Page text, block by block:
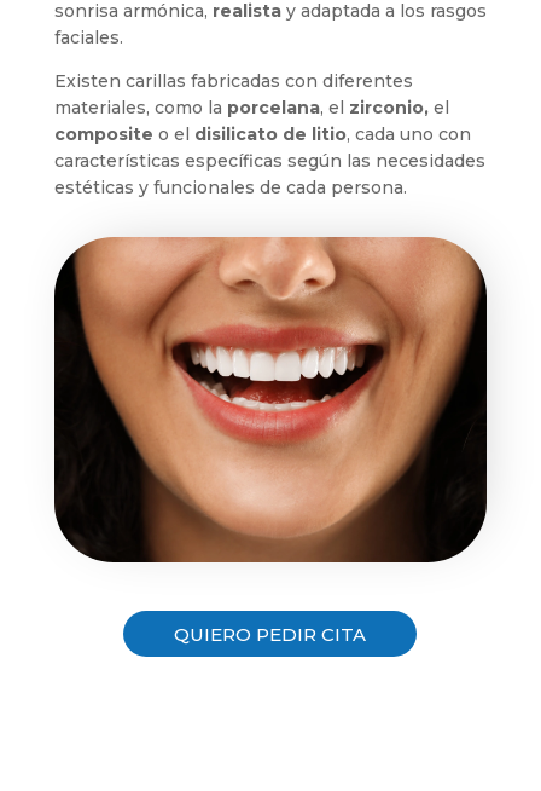
sonrisa armónica, realistay adaptada a los rasgos
faciales.
Existen carillas fabricadas con diferentes
materiales, como la porcelana, el zirconio, el
composite o el disilicato de litio, cada uno con
características específicas según las necesidades
estéticas y funcionales de cada persona.
QUIERO PEDIR CITA